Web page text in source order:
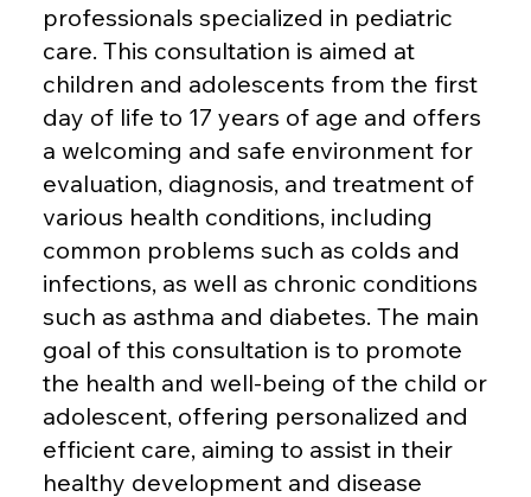
professionals specialized in pediatric
care. This consultation is aimed at
children and adolescents from the first
day of life to 17 years of age and offers
a welcoming and safe environment for
evaluation, diagnosis, and treatment of
various health conditions, including
common problems such as colds and
infections, as well as chronic conditions
such as asthma and diabetes. The main
goal of this consultation is to promote
the health and well-being of the child or
adolescent, offering personalized and
efficient care, aiming to assist in their
healthy development and disease